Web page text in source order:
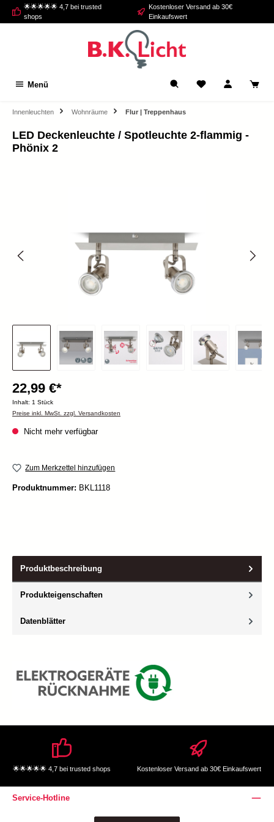
springen
🌟🌟🌟🌟🌟 4,7 bei trusted
shops
Kostenloser Versand ab 30€
Einkaufswert
Menü
Innenleuchten Wohnräume Flur | Treppenhaus
LED Deckenleuchte / Spotleuchte 2-flammig -
Phönix 2
22,99 €*
Inhalt: 1 Stück
Preise inkl. MwSt. zzgl. Versandkosten
Nicht mehr verfügbar
Zum Merkzettel hinzufügen
Produktnummer: BKL1118
Produktbeschreibung
Produkteigenschaften
Datenblätter
🌟🌟🌟🌟🌟 4,7 bei trusted shops Kostenloser Versand ab 30€ Einkaufswert
Service-Hotline